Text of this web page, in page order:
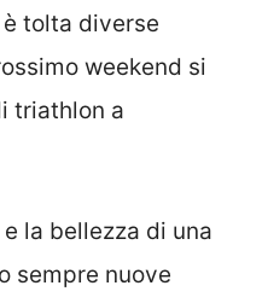
tolta diverse
weekend si
triathlon a
la bellezza di una
sempre nuove